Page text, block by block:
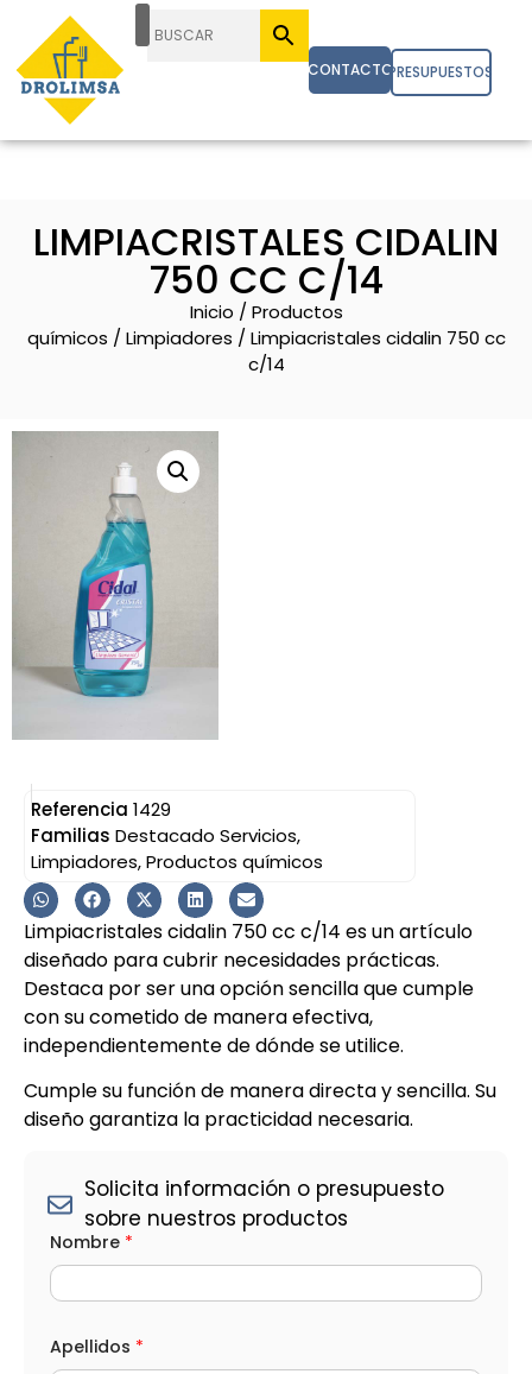
CONTACTOPRESUPUESTOS
LIMPIACRISTALES CIDALIN
750 CC C/14
Inicio / Productos
químicos / Limpiadores / Limpiacristales cidalin 750 cc
c/14
Referencia 1429
Familias Destacado Servicios,
Limpiadores,Productos químicos
Limpiacristales cidalin 750 cc c/14 es un artículo
diseñado para cubrir necesidades prácticas.
Destaca por ser una opción sencilla que cumple
con su cometido de manera efectiva,
independientemente de dónde se utilice.
Cumple su función de manera directa y sencilla. Su
diseño garantiza la practicidad necesaria.
Solicita información o presupuesto
sobre nuestros productos
Nombre *
Apellidos *